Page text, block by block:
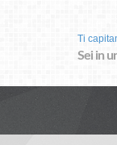
Ti
Sei in